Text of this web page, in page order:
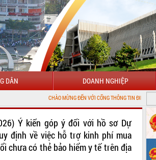
DÂN DOANH NGHIỆP
CHÀO MỪNG ĐẾN VỚI CỔNG THÔNG TIN ĐIỆN TỬ TỈNH ĐẮK LẮK
Ý kiến góp ý đối với hồ sơ Dự
định về việc hỗ trợ kinh phí mua
chưa có thẻ bảo hiểm y tế trên địa